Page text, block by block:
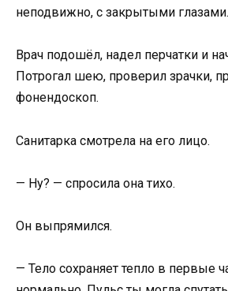
неподвижно, с закрытыми глазами.
Врач подошёл, надел перчатки и
Потрогал шею, проверил зрачки,
фонендоскоп.
Санитарка смотрела на его лицо.
— Ну? — спросила она тихо.
Он выпрямился.
— Тело сохраняет тепло в первые